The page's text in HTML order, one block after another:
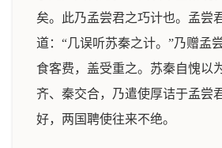
矣。此乃孟尝君之巧计也。孟尝
道：“几误听苏秦之计。”乃赠孟
食客费，盖受重之。苏秦自愧以
齐、秦交合，乃遣使厚诘于孟尝
好，两国聘使往来不绝。